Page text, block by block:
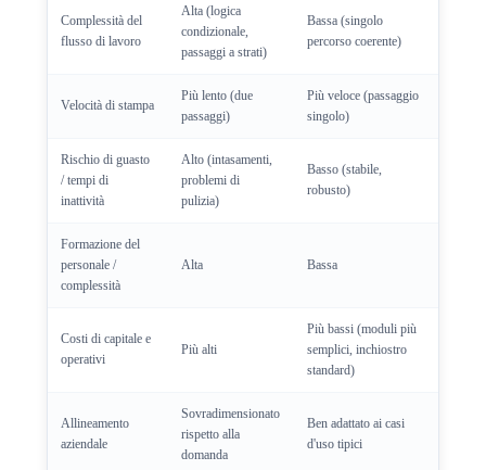
Complessità del
flusso di lavoro
Alta (logica
condizionale,
passaggi a strati)
Bassa (singolo
percorso coerente)
Velocità di stampa
Più lento (due
passaggi)
Più veloce (passaggio
singolo)
Rischio di guasto
/ tempi di
inattività
Alto (intasamenti,
problemi di
pulizia)
Basso (stabile,
robusto)
Formazione del
personale /
complessità
Alta Bassa
Costi di capitale e
operativi
Più alti
Più bassi (moduli più
semplici, inchiostro
standard)
Allineamento
aziendale
Sovradimensionato
rispetto alla
domanda
Ben adattato ai casi
d'uso tipici